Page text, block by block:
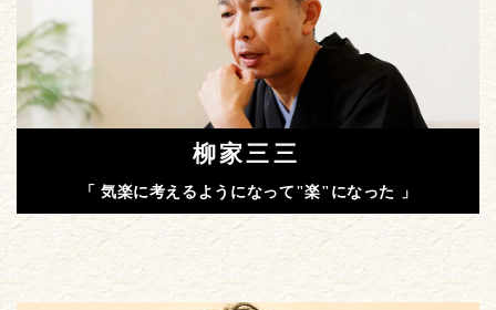
柳家三三
「 気楽に考えるようになって"楽"になった 」